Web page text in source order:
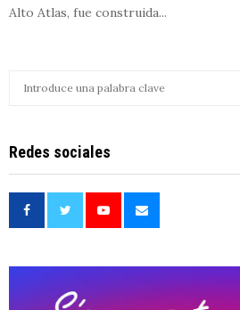
Alto Atlas, fue construida...
c
h
f
r
Redes sociales